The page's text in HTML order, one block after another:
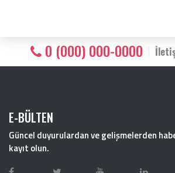
0 (000) 000-0000
E-BÜLTEN
Güncel duyurulardan ve gelişmelerden
kayıt olun.